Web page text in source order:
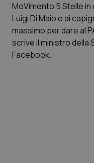
Scienza e Farmaci
Studi e Analisi
MoVimento 5 Stelle
Luigi Di Maio e ai
massimo per dare al
scrive il ministro della
Facebook.